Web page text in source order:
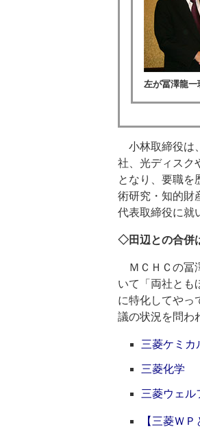
左が冨澤龍一
小林取締役は
社、光ディスク
となり、要職を
術研究・知的財
代表取締役に就
◇田辺との合併
ＭＣＨＣの冨
いて「両社とも
に特化してやっ
議の状況を問わ
三菱ケミカ
三菱化学
三菱ウェル
【三菱Ｗ